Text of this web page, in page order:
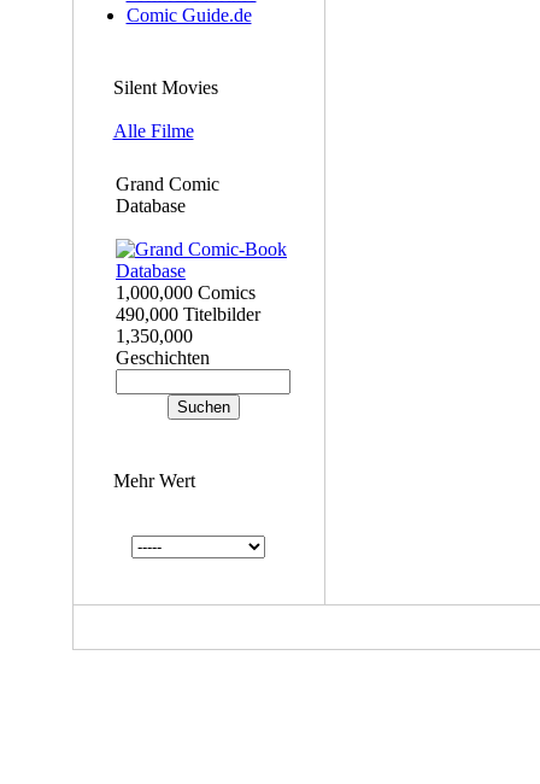
Comic Guide.de
Silent Movies
Alle Filme
Grand Comic
Database
1,000,000 Comics
490,000 Titelbilder
1,350,000
Geschichten
Mehr Wert